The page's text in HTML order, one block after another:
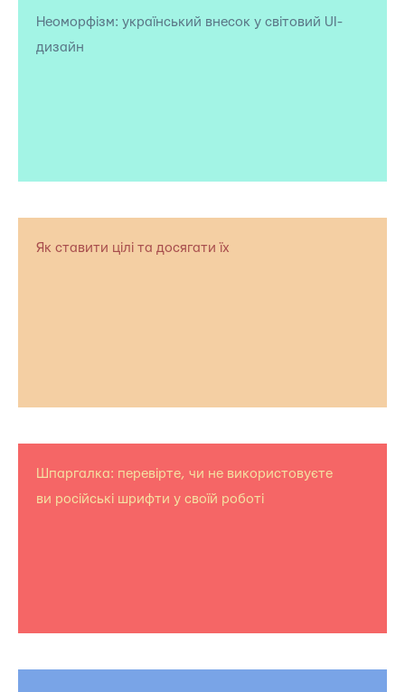
Неоморфізм: український внесок у світовий UI-
дизайн
Як ставити цілі та досягати їх
Шпаргалка: перевірте, чи не використовуєте
ви російські шрифти у своїй роботі